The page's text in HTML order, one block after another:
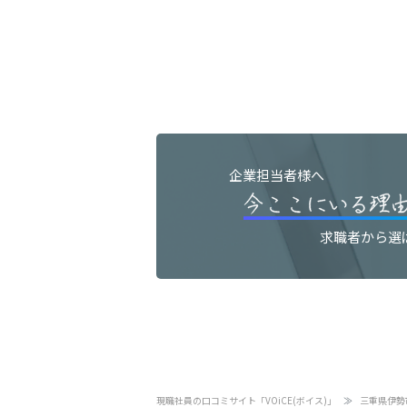
企業担当者様へ
求職者から選
現職社員の口コミサイト「VOiCE(ボイス)」 三重県伊